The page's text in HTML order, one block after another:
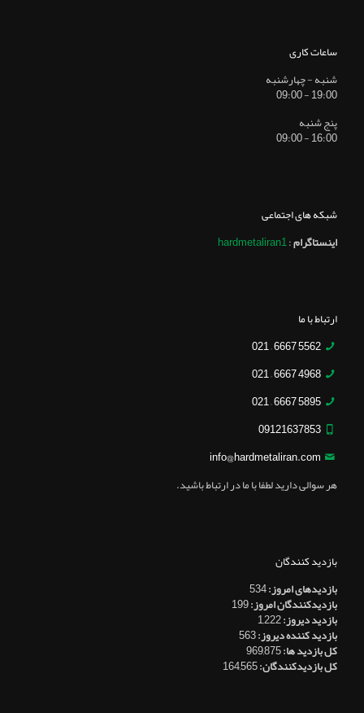
ساعات کاری
شنبه - چهارشنبه
19:00 - 09:00
پنج شنبه
16:00 - 09:00
شبکه های اجتماعی
اینستاگرام:
hardmetaliran1
ارتباط با ما
5562 6667 – 021
4968 6667 – 021
5895 6667 – 021
09121637853
info@hardmetaliran.com
هر سوالی دارید لطفا با ما در ارتباط باشید.
بازدید کنندگان
بازدیدهای امروز:534
بازدیدکنندگان امروز:199
بازدید دیروز:1,222
بازدید کننده دیروز:563
کل بازدید ها:969,875
کل بازدیدکنند‌گان:164,565